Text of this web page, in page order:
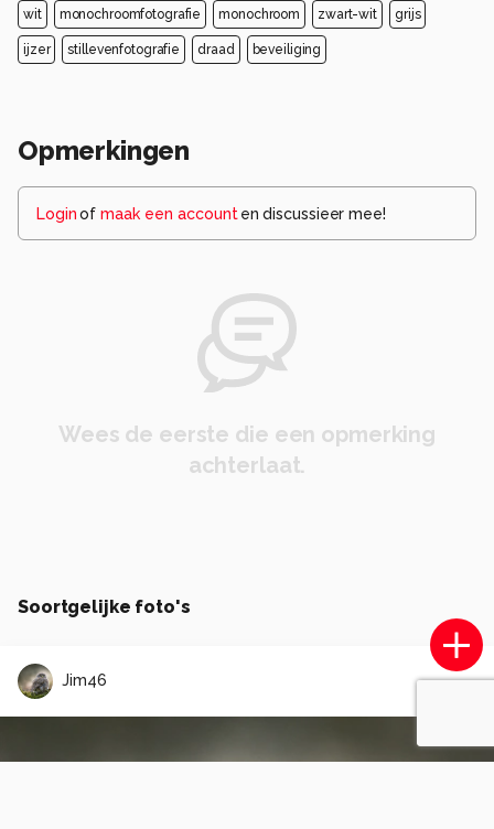
wit monochroomfotografie monochroom zwart-wit grijs
ijzer stillevenfotografie draad beveiliging
Opmerkingen
Loginof maak een account en discussieer mee!
Wees de eerste die een opmerking
achterlaat.
Soortgelijke foto's
Jim46